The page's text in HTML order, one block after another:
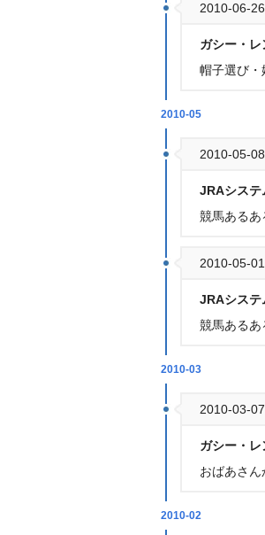
2010-06-26
ガシー・レ
帽子選び・
2010-05
2010-05-08
JRAシステ
競馬あるあ
2010-05-01
JRAシステ
競馬あるあ
2010-03
2010-03-07
ガシー・レ
おばあさ
2010-02